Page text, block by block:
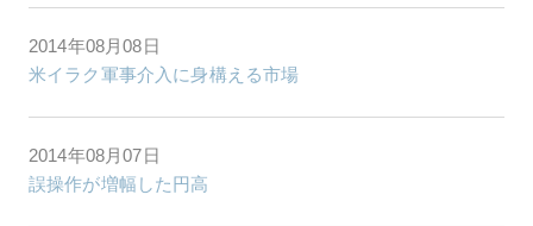
2014年08月08日
米イラク軍事介入に身構える市場
2014年08月07日
誤操作が増幅した円高